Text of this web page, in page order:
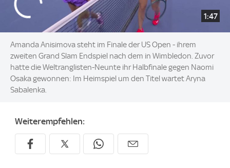
1:47
Amanda Anisimova steht im Finale der US Open - ihrem
zweiten Grand Slam Endspiel nach dem in Wimbledon. Zuvor
hatte die Weltranglisten-Neunte ihr Halbfinale gegen Naomi
Osaka gewonnen: Im Heimspiel um den Titel wartet Aryna
Sabalenka.
Weiterempfehlen: